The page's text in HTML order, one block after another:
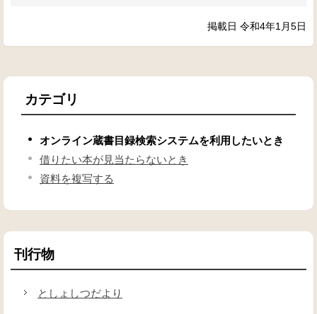
掲載日 令和4年1月5日
カテゴリ
オンライン蔵書目録検索システムを利用したいとき
借りたい本が見当たらないとき
資料を複写する
刊行物
としょしつだより